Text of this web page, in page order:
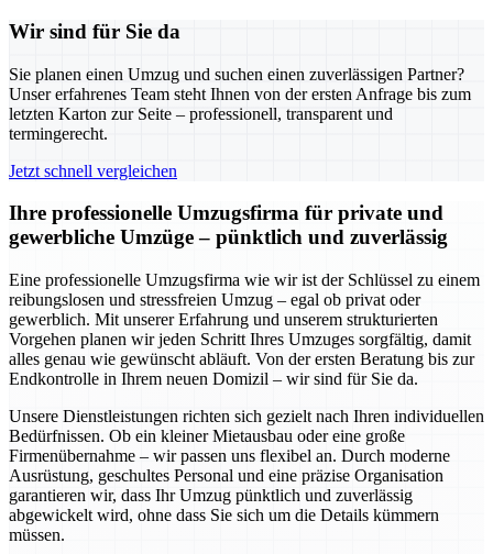
Wir sind für Sie da
Sie planen einen Umzug und suchen einen zuverlässigen Partner?
Unser erfahrenes Team steht Ihnen von der ersten Anfrage bis zum
letzten Karton zur Seite – professionell, transparent und
termingerecht.
Jetzt schnell vergleichen
Ihre professionelle Umzugsfirma für private und
gewerbliche Umzüge – pünktlich und zuverlässig
Eine professionelle Umzugsfirma wie wir ist der Schlüssel zu einem
reibungslosen und stressfreien Umzug – egal ob privat oder
gewerblich. Mit unserer Erfahrung und unserem strukturierten
Vorgehen planen wir jeden Schritt Ihres Umzuges sorgfältig, damit
alles genau wie gewünscht abläuft. Von der ersten Beratung bis zur
Endkontrolle in Ihrem neuen Domizil – wir sind für Sie da.
Unsere Dienstleistungen richten sich gezielt nach Ihren individuellen
Bedürfnissen. Ob ein kleiner Mietausbau oder eine große
Firmenübernahme – wir passen uns flexibel an. Durch moderne
Ausrüstung, geschultes Personal und eine präzise Organisation
garantieren wir, dass Ihr Umzug pünktlich und zuverlässig
abgewickelt wird, ohne dass Sie sich um die Details kümmern
müssen.